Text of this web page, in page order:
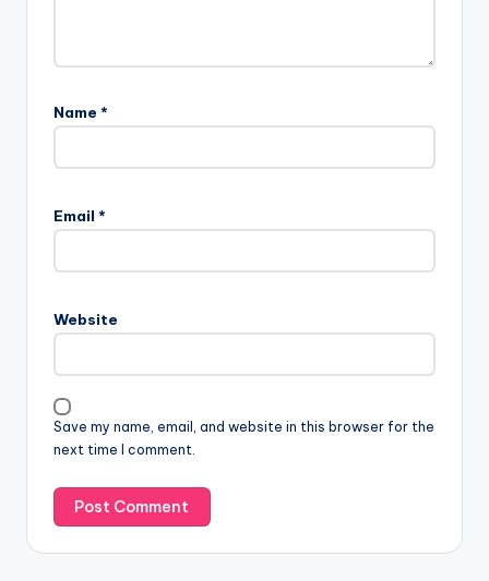
Name *
Email *
Website
Save my name, email, and website in this browser for the
next time I comment.